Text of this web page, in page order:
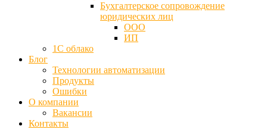
Бухгалтерское сопровождение
юридических лиц
ООО
ИП
1С облако
Блог
Технологии автоматизации
Продукты
Ошибки
О компании
Вакансии
Контакты